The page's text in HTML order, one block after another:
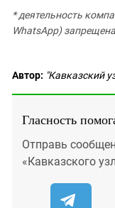
* деятельность
WhatsApp)
Автор: "Кавказский
Гласность
Отправь
«Кавказского